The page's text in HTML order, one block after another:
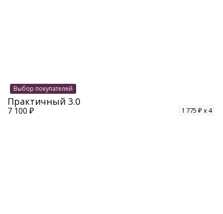
Выбор покупателей
Практичный 3.0
7 100 ₽ 1 775 ₽ x 4